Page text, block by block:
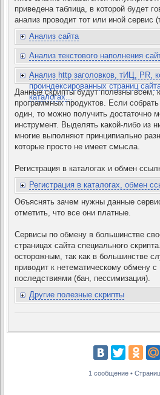
приведена таблица, в которой будет
анализ проводит тот или иной сервис
Анализ сайта
Анализ текстового наполнения
Анализ http заголовков, тИЦ, PR,
проиндексированных страниц
каталогах...
Данные скрипты будут полезны всем,
программных продуктов. Если
один, то можно получить достаточно
инструмент. Выделять какой-либо из
многие выполняют принципиально
которые просто не имеет смысла.
Регистрация в каталогах и обмен
Регистрация в каталогах, обмен
Объяснять зачем нужны данные
отметить, что все они платные.
Сервисы по обмену в большинстве
страницах сайта специального
осторожным, так как в большинстве
приводит к нетематическому обмену
последствиями (бан, пессимизация).
Другие полезные скрипты
1 сообщение •